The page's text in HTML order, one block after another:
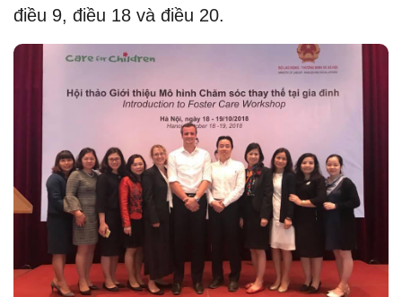
điều 9, điều 18 và điều 20.